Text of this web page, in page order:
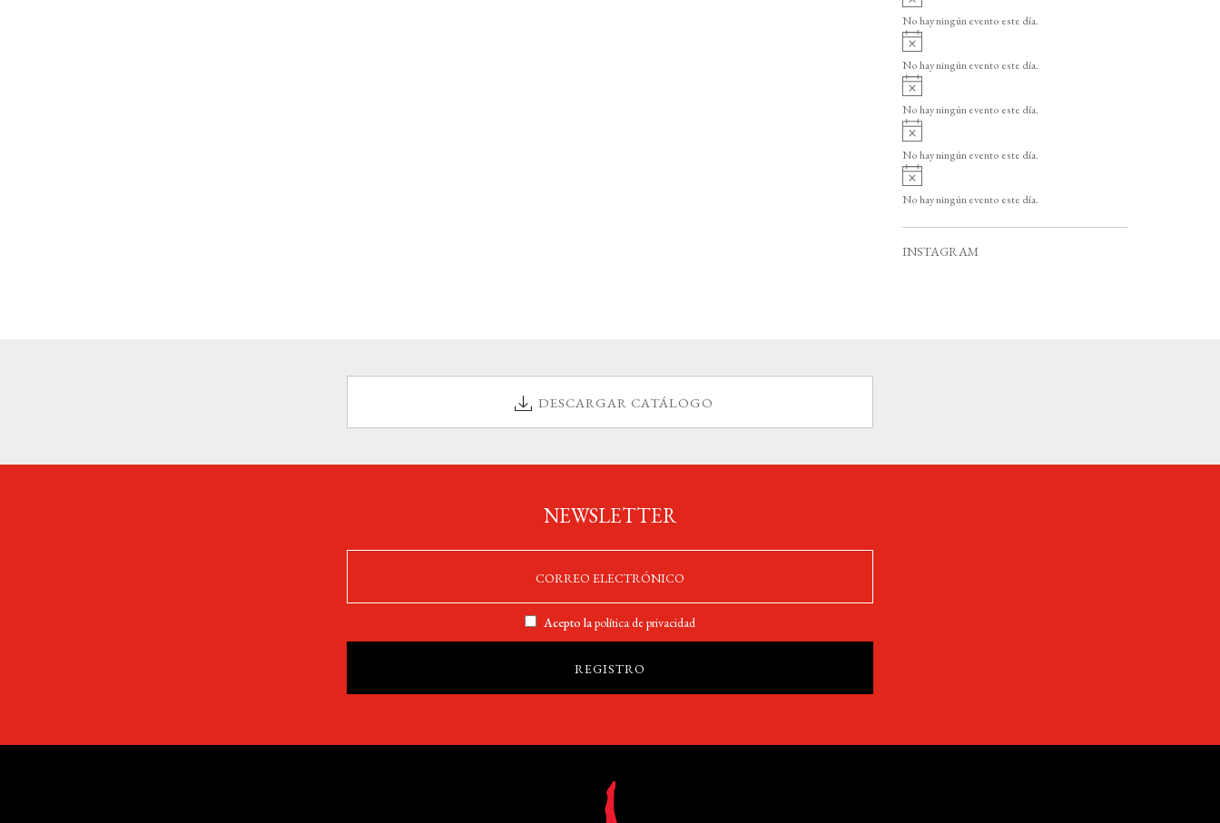
o
v
i
o
No hay ningún evento este día.
v
i
o
No hay ningún evento este día.
v
i
o
No hay ningún evento este día.
A
v
i
o
No hay ningún evento este día.
A
v
i
No hay ningún evento este día.
INSTAGRAM
DESCARGAR CATÁLOGO
NEWSLETTER
Acepto lapolítica de privacidad